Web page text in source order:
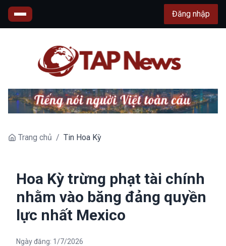
Đăng nhập
Trang chủ / Tin Hoa Kỳ
Hoa Kỳ trừng phạt tài chính
nhằm vào băng đảng quyền
lực nhất Mexico
Ngày đăng: 1/7/2026